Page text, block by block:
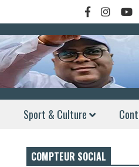
Sport & Culture
COMPTEUR SOCIAL